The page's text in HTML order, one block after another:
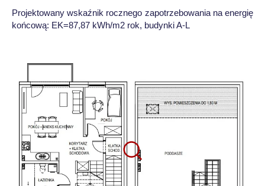
Projektowany wskaźnik rocznego zapotrzebowania na energię
końcową: EK=87,87 kWh/m2 rok, budynki A-L